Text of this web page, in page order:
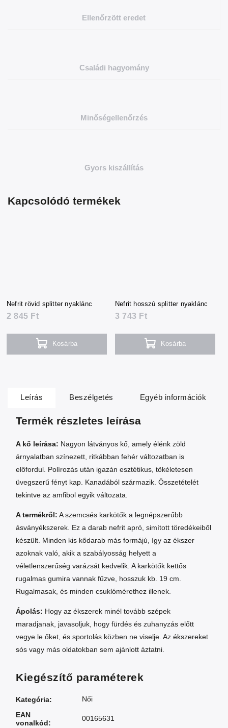
Ellenőrzött eredet
Családi hagyomány
Minőségellenőrzés
Gyors kiszállítás
Kapcsolódó termékek
Nefrit rövid splitter nyaklánc
2 845 Ft
Kosárba
Nefrit hosszú splitter nyaklánc
3 743 Ft
Kosárba
Leírás Beszélgetés Egyéb információk
Termék részletes leírása
A kő leírása: Nagyon látványos kő, amely élénk zöld
árnyalatban színezett, ritkábban fehér változatban is
előfordul. Polírozás után igazán esztétikus, tökéletesen
üvegszerű fényt kap. Kanadából származik. Összetételét
tekintve az amfibol egyik változata.
A termékről: A szemcsés karkötők a legnépszerűbb
ásványékszerek. Ez a darab nefrit apró, simított töredékeiből
készült. Minden kis kődarab más formájú, így az ékszer
azoknak való, akik a szabályosság helyett a
véletlenszerűség varázsát kedvelik. A karkötők kettős
rugalmas gumira vannak fűzve, hosszuk kb. 19 cm.
Rugalmasak, és minden csuklómérethez illenek.
Ápolás: Hogy az ékszerek minél tovább szépek
maradjanak, javasoljuk, hogy fürdés és zuhanyzás előtt
vegye le őket, és sportolás közben ne viselje. Az ékszereket
sós vagy más oldatokban sem ajánlott áztatni.
Kiegészítő paraméterek
Kategória:
Női
EAN
vonalkód:
00165631